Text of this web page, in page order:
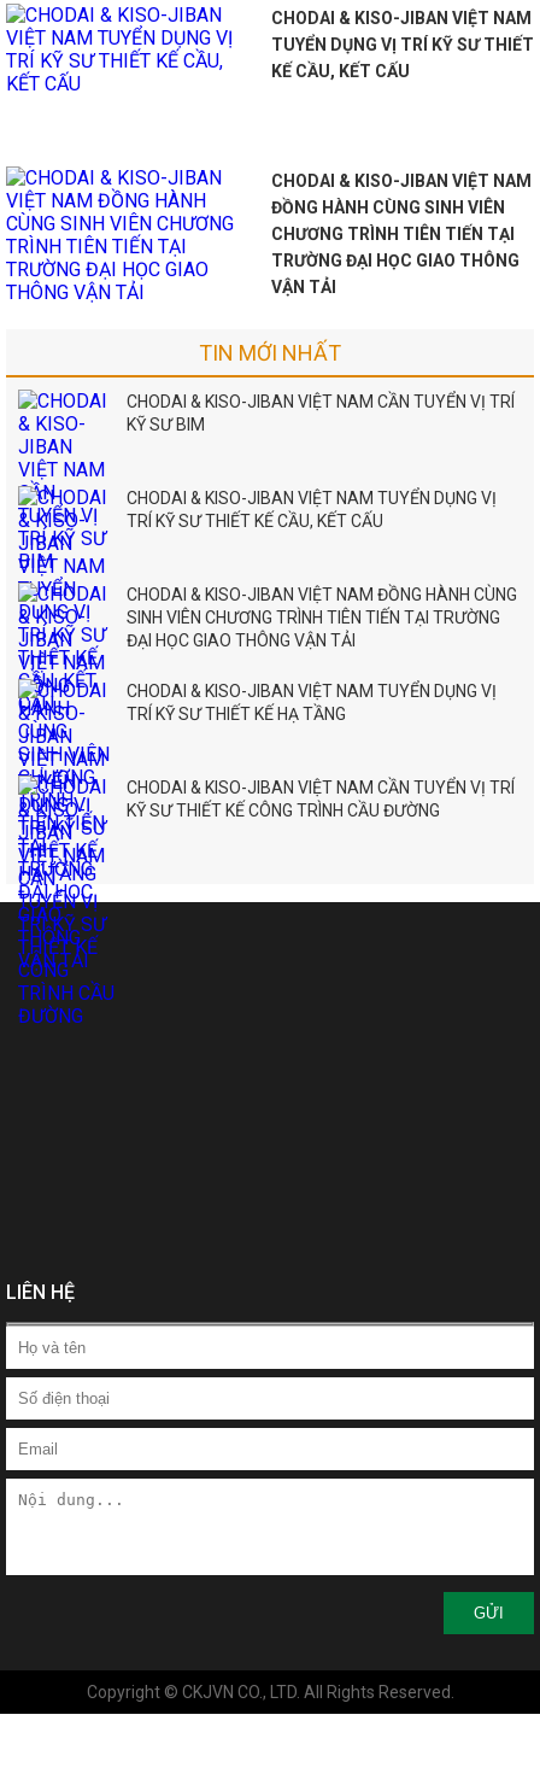
CHODAI & KISO-JIBAN VIỆT NAM
TUYỂN DỤNG VỊ TRÍ KỸ SƯ THIẾT
KẾ CẦU, KẾT CẤU
CHODAI & KISO-JIBAN VIỆT NAM
ĐỒNG HÀNH CÙNG SINH VIÊN
CHƯƠNG TRÌNH TIÊN TIẾN TẠI
TRƯỜNG ĐẠI HỌC GIAO THÔNG
VẬN TẢI
TIN MỚI NHẤT
CHODAI & KISO-JIBAN VIỆT NAM CẦN TUYỂN VỊ TRÍ
KỸ SƯ BIM
CHODAI & KISO-JIBAN VIỆT NAM TUYỂN DỤNG VỊ
TRÍ KỸ SƯ THIẾT KẾ CẦU, KẾT CẤU
CHODAI & KISO-JIBAN VIỆT NAM ĐỒNG HÀNH CÙNG
SINH VIÊN CHƯƠNG TRÌNH TIÊN TIẾN TẠI TRƯỜNG
ĐẠI HỌC GIAO THÔNG VẬN TẢI
CHODAI & KISO-JIBAN VIỆT NAM TUYỂN DỤNG VỊ
TRÍ KỸ SƯ THIẾT KẾ HẠ TẦNG
CHODAI & KISO-JIBAN VIỆT NAM CẦN TUYỂN VỊ TRÍ
KỸ SƯ THIẾT KẾ CÔNG TRÌNH CẦU ĐƯỜNG
LIÊN HỆ
GỬI
Copyright © CKJVN CO., LTD. All Rights Reserved.